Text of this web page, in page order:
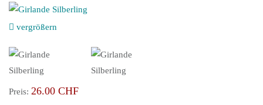
vergrößern
Preis: 26.00 CHF